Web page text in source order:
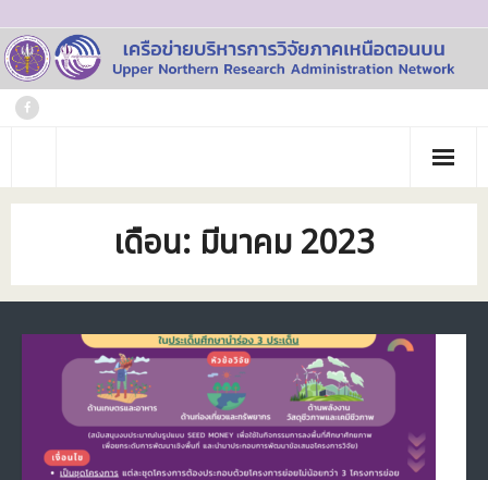
Skip
to
content
หน้าแรก
เกี่ยวกับเรา
- คณะทำงาน
- บุคลากร
- สถาบันสมาชิก
ภาพกิจกรรม
วารสาร
ข้อมูลโครงการวิจัย
เดือน: มีนาคม 2023